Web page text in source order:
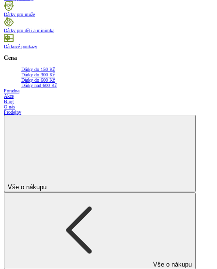
Dárky pro muže
Dárky pro děti a minimka
Dárkové poukazy
Cena
Dárky do 150 Kč
Dárky do 300 Kč
Dárky do 600 Kč
Dárky nad 600 Kč
Poradna
Akce
Blog
O nás
Prodejny
Vše o nákupu
Vše o nákupu